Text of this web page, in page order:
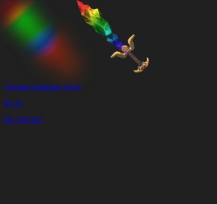
Chroma Gemstone Knife
$3.49
8% TANIEJ